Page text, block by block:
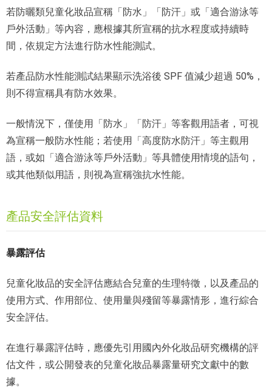
若防曬類兒童化妝品宣稱「防水」「防汗」或「適合游泳等
戶外活動」等內容，應根據其所宣稱的抗水程度或持續時
間，依規定方法進行防水性能測試。
若產品防水性能測試結果顯示洗浴後 SPF 值減少超過 50%，
則不得宣稱具有防水效果。
一般情況下，僅使用「防水」「防汗」等客觀用語者，可視
為宣稱一般防水性能；若使用「高度防水防汗」等主觀用
語，或如「適合游泳等戶外活動」等具體使用情境的語句，
或其他類似用語，則視為宣稱強抗水性能。
產品安全評估資料
暴露評估
兒童化妝品的安全評估應結合兒童的生理特徵，以及產品的
使用方式、作用部位、使用量與殘留等暴露情形，進行綜合
安全評估。
在進行暴露評估時，應優先引用國內外化妝品研究機構的評
估文件，或公開發表的兒童化妝品暴露量研究文獻中的數
據。